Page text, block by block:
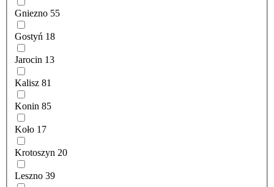
Gniezno 55
Gostyń 18
Jarocin 13
Kalisz 81
Konin 85
Koło 17
Krotoszyn 20
Leszno 39